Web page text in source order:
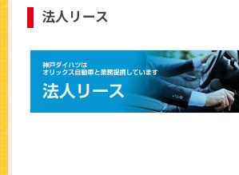
法人リース